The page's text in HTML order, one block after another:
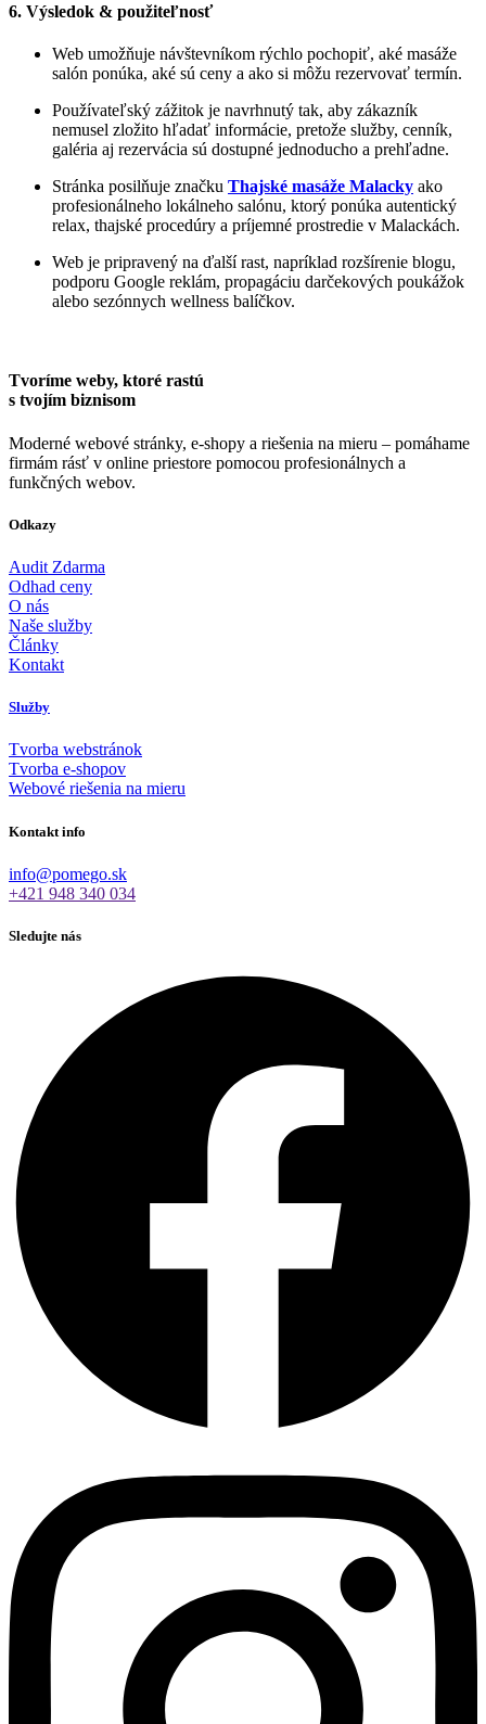
6. Výsledok & použiteľnosť
Web umožňuje návštevníkom rýchlo pochopiť, aké masáže
salón ponúka, aké sú ceny a ako si môžu rezervovať termín.
Používateľský zážitok je navrhnutý tak, aby zákazník
nemusel zložito hľadať informácie, pretože služby, cenník,
galéria aj rezervácia sú dostupné jednoducho a prehľadne.
Stránka posilňuje značku Thajské masáže Malacky ako
profesionálneho lokálneho salónu, ktorý ponúka autentický
relax, thajské procedúry a príjemné prostredie v Malackách.
Web je pripravený na ďalší rast, napríklad rozšírenie blogu,
podporu Google reklám, propagáciu darčekových poukážok
alebo sezónnych wellness balíčkov.
Tvoríme weby, ktoré rastú
s tvojím biznisom
Moderné webové stránky, e-shopy a riešenia na mieru – pomáhame
firmám rásť v online priestore pomocou profesionálnych a
funkčných webov.
Odkazy
Audit Zdarma
Odhad ceny
O nás
Naše služby
Články
Kontakt
Služby
Tvorba webstránok
Tvorba e-shopov
Webové riešenia na mieru
Kontakt info
info@pomego.sk
+421 948 340 034
Sledujte nás